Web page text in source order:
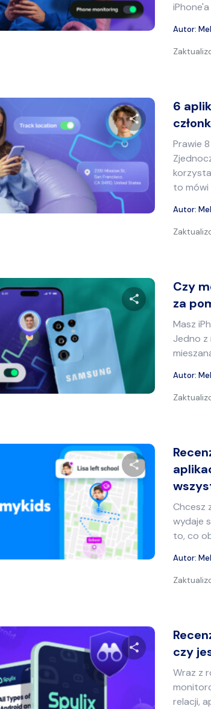
Twitter
Autor:
Udostępnij
6
Prawie
to mówi
Autor:
Udostępnij
Facebook
Czy
za
Masz
Jedno z
Autor:
Udostępnij ten
Twitter
Chcesz
wydaje
to, co
Autor:
Udostępnij
czy
Wraz z
relacji,